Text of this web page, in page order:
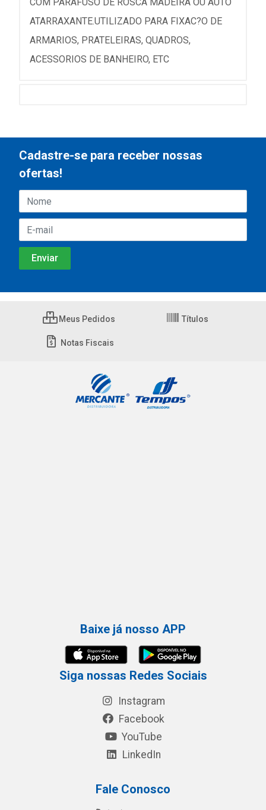
ATARRAXANTE.UTILIZADO PARA FIXAC?O DE
ARMARIOS, PRATELEIRAS, QUADROS,
ACESSORIOS DE BANHEIRO, ETC
Cadastre-se para receber nossas
ofertas!
Meus Pedidos Títulos
Notas Fiscais
Baixe já nosso APP
Siga nossas Redes Sociais
Instagram
Facebook
YouTube
LinkedIn
Fale Conosco